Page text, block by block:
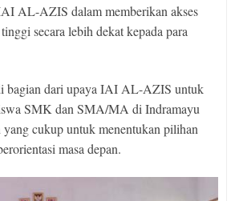
AL-AZIS dalam memberikan akses
secara lebih dekat kepada para
bagian dari upaya IAI AL-AZIS untuk
SMK dan SMA/MA di Indramayu
cukup untuk menentukan pilihan
masa depan.